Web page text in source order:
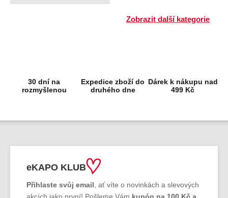
Zobrazit další kategorie
30 dní na
rozmyšlenou
Expedice zboží do
druhého dne
Dárek k nákupu nad
499 Kč
eKAPO KLUB
Přihlaste svůj email , ať víte o novinkách a slevových